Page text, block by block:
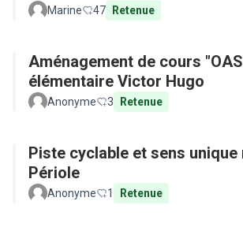
Marine 47 Retenue
Aménagement de cours
élémentaire Victor Hugo
Anonyme 3 Retenue
Piste cyclable et sens unique
Périole
Anonyme 1 Retenue